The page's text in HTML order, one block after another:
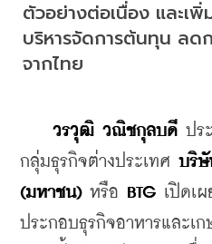
ตัวอย่างต่อเนื่อง และเ
บริหารจัดการต้นทุน ลดก
จากไทย
วรวุฒิ วณิชกุลบดี ปร
กลุ่มธุรกิจต่างประเทศ บริษั
(มหาชน) หรือ BTG เปิดเ
ประกอบธุรกิจอาหารและเ